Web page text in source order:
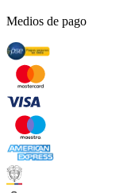
Medios de pago